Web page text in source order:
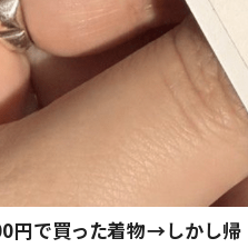
円で買った着物→しかし帰